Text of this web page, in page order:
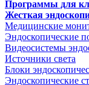
Программы для
Жесткая
Медицинские
Эндоскопические
Видеосистемы
Источники света
Блоки
Эндоскопические